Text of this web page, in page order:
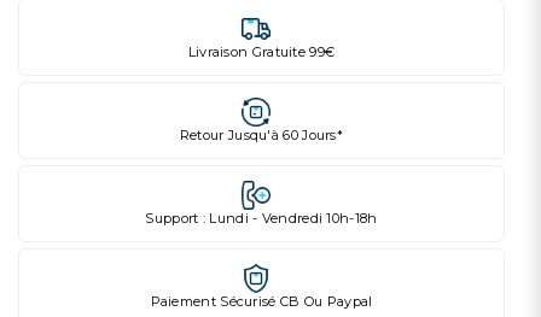
Livraison Gratuite 99€
Retour Jusqu'à 60 Jours*
Support : Lundi - Vendredi 10h-18h
Paiement Sécurisé CB Ou Paypal